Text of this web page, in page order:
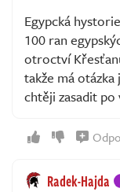
Egypcká
100 ran
otroctví
takže má
chtěji zasadit po
Radek-Hajda